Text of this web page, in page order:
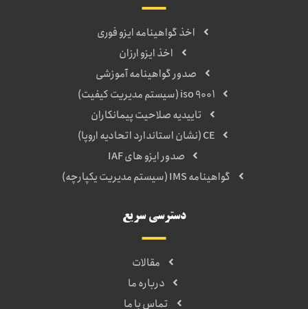
اخذ گواهینامه ایزو فوری
اخذ ایزو ارزان
صدور گواهینامه آموزشی
iso 9001 (سیستم مدیریت کیفیت)
تاییدیه صلاحیت پیمانکاران
CE (نشان استاندارد اتحادیه اروپا)
صدور ایزو های IAF
گواهینامه IMS (سیستم مدیریت یکپارچه)
دسترسی سریع
مقالات
درباره ما
تماس با ما